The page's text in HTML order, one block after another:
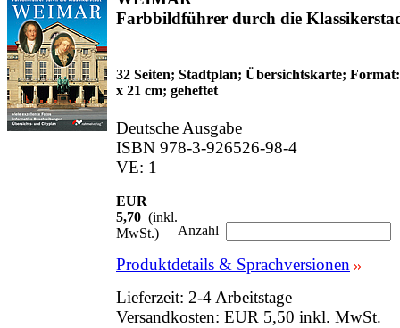
Farbbildführer durch die
32 Seiten; Stadtplan; Übersichtskarte;
x 21 cm; geheftet
Deutsche Ausgabe
ISBN 978-3-926526-98-4
VE: 1
EUR
5,70 (inkl.
MwSt.)
Anzahl
Produktdetails & Sprachversionen
Lieferzeit: 2-4 Arbeitstage
Versandkosten: EUR 5,50 inkl. MwSt.